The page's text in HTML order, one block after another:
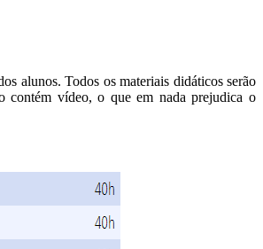
alunos. Todos os materiais didáticos serão
contém vídeo, o que em nada prejudica o